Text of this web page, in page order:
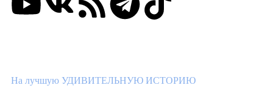
На лучшую УДИВИТЕЛЬНУЮ ИСТОРИЮ